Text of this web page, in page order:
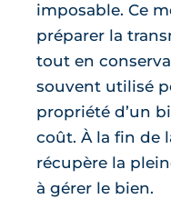
imposable. Ce
préparer la
tout en
souvent utilisé
propriété d’un
coût. À la fin de
récupère la
à gérer le bien.